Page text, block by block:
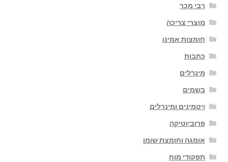
רבי מכר
מוצרי צריכה
חומצות אמינו
כתבות
מינרלים
בשמים
ויטמינים ומינרלים
פרוביוטיקה
אומגה וחומצת שומן
תפקודי מוח